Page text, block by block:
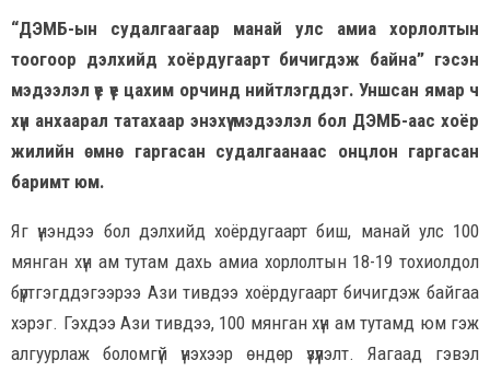
“ДЭМБ-ын судалгаагаар манай улс амиа хорлолтын
тоогоор дэлхийд хоёрдугаарт бичигдэж байна” гэсэн
мэдээлэл үе үе цахим орчинд нийтлэгддэг. Уншсан ямар ч
хүн анхаарал татахаар энэхүү мэдээлэл бол ДЭМБ-аас хоёр
жилийн өмнө гаргасан судалгаанаас онцлон гаргасан
баримт юм.
Яг үнэндээ бол дэлхийд хоёрдугаарт биш, манай улс 100
мянган хүн ам тутам дахь амиа хорлолтын 18-19 тохиолдол
бүртгэгддэгээрээ Ази тивдээ хоёрдугаарт бичигдэж байгаа
хэрэг. Гэхдээ Ази тивдээ, 100 мянган хүн ам тутамд юм гэж
алгуурлаж боломгүй үнэхээр өндөр үзүүлэлт. Яагаад гэвэл